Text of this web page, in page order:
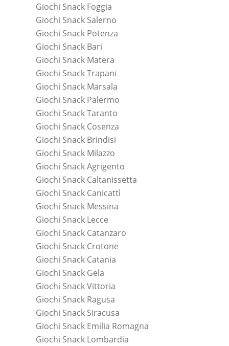
Giochi Snack Foggia
Giochi Snack Salerno
Giochi Snack Potenza
Giochi Snack Bari
Giochi Snack Matera
Giochi Snack Trapani
Giochi Snack Marsala
Giochi Snack Palermo
Giochi Snack Taranto
Giochi Snack Cosenza
Giochi Snack Brindisi
Giochi Snack Milazzo
Giochi Snack Agrigento
Giochi Snack Caltanissetta
Giochi Snack Canicattì
Giochi Snack Messina
Giochi Snack Lecce
Giochi Snack Catanzaro
Giochi Snack Crotone
Giochi Snack Catania
Giochi Snack Gela
Giochi Snack Vittoria
Giochi Snack Ragusa
Giochi Snack Siracusa
Giochi Snack Emilia Romagna
Giochi Snack Lombardia